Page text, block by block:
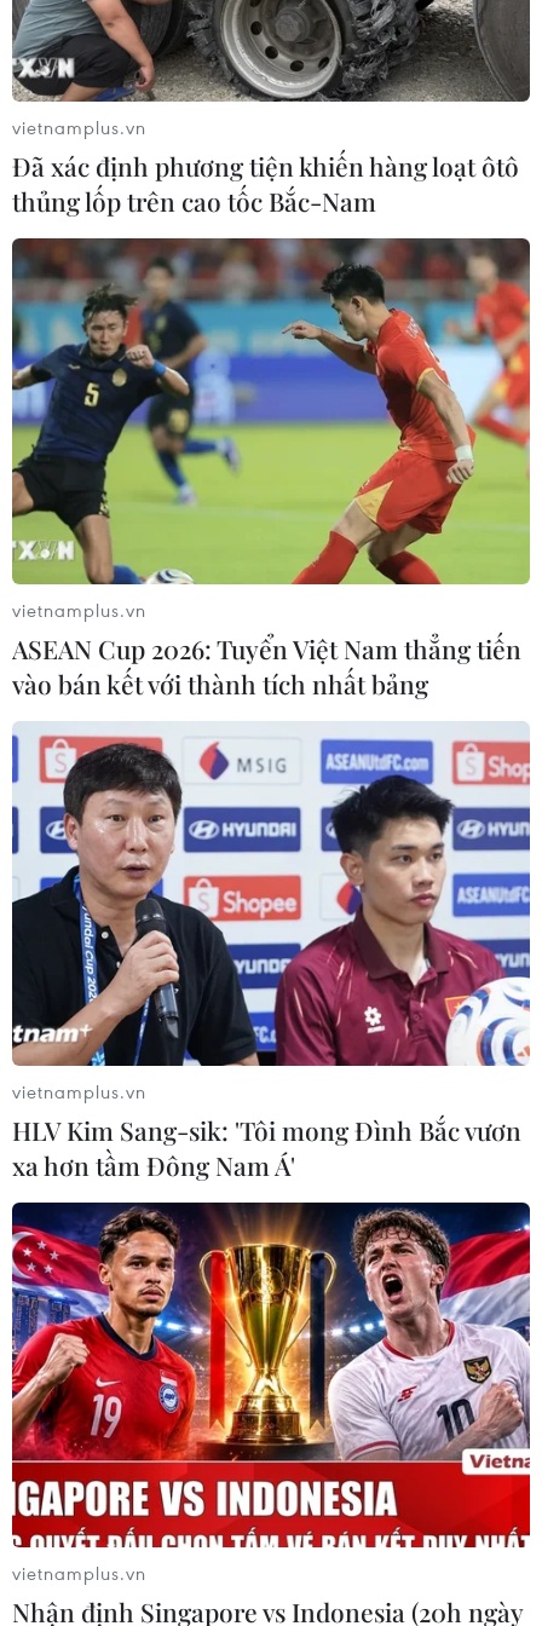
Hình ảnh U23 Việt Nam đánh bại
Malaysia, vào tứ kết U23 châu Á 2022
08/06/2022 15:27
U23 Việt Nam giành vé vào chơi trận tứ kết tại Vòng
chung kết U23 châu Á 2022 sau khi giành chiến thắng
quan trọng 2-0 trước Malaysia vào tối nay (8/6).
HLV Gong Oh-kyun khiêm tốn sau khi đưa
U23 VN vào tứ kết U23 châu Á
08/06/2022 16:02
Huấn luyện viên trưởng U23 Việt Nam dành lời khen và
công lao cho cầu thủ sau khi giúp đoàn quân áo đỏ sao
vàng lọt vào vòng tứ kết tại U23 châu Á 2022.
vietnamplus.vn
Đã xác định phương tiện khiến hàng loạt ôtô
thủng lốp trên cao tốc Bắc-Nam
vietnamplus.vn
ASEAN Cup 2026: Tuyển Việt Nam thẳng tiến
vào bán kết với thành tích nhất bảng
vietnamplus.vn
HLV Kim Sang-sik: 'Tôi mong Đình Bắc vươn
xa hơn tầm Đông Nam Á'
vietnamplus.vn
Nhận định Singapore vs Indonesia (20h ngày